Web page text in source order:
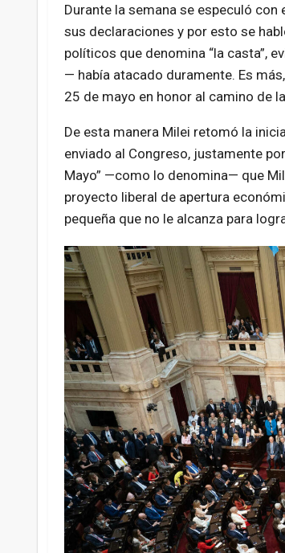
Durante la semana se especuló
sus declaraciones y por esto se
políticos que denomina “la casta”,
— había atacado duramente. Es
25 de mayo en honor al camino de
De esta manera Milei retomó la
enviado al Congreso, justamente
Mayo” —como lo denomina— que
proyecto liberal de apertura
pequeña que no le alcanza para